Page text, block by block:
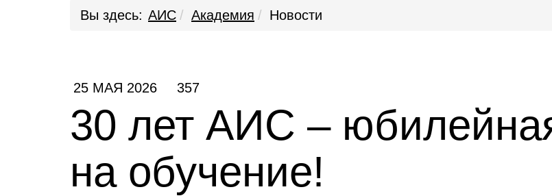
Вы здесь: АИС Академия Новости
25 МАЯ 2026 357
30 лет АИС –
на обучение!